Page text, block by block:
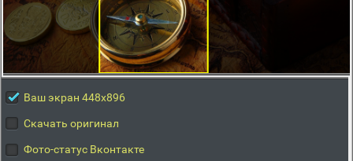
Ваш экран 448x896
Скачать оригинал
Фото-статус Вконтакте